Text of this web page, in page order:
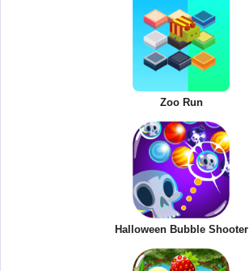
Zoo Run
Halloween Bubble Shooter